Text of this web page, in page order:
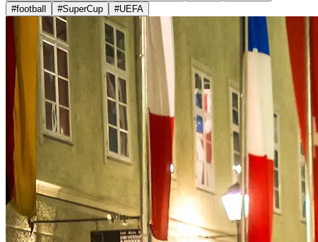
#football #SuperCup #UEFA